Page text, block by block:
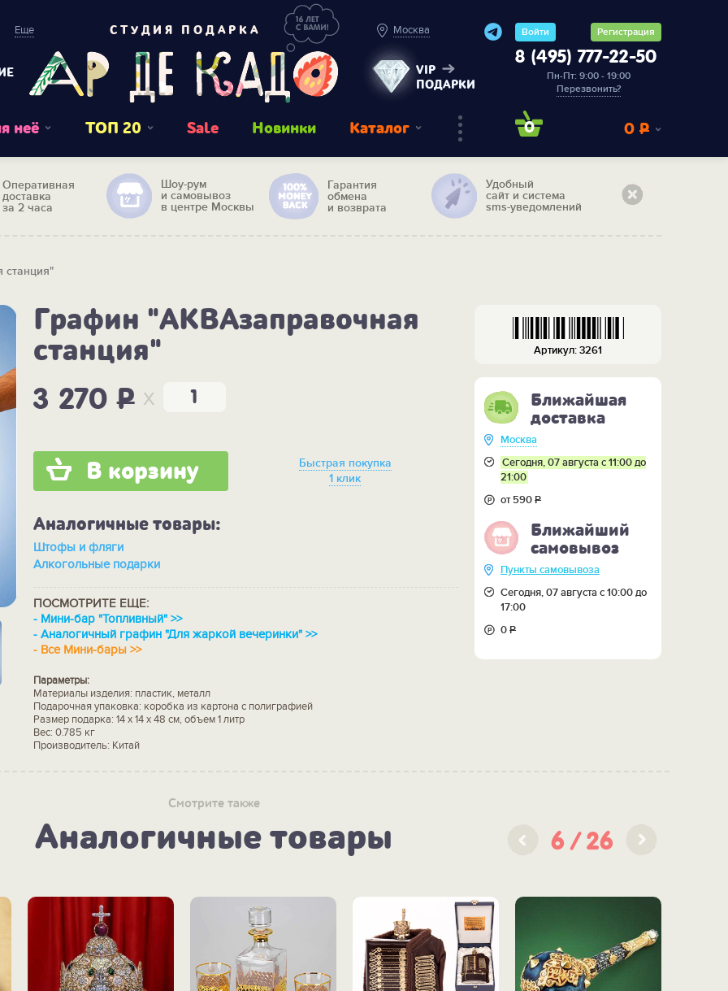
Еще СТУДИЯ ПОДАРКА Москва
VIP
ПОДАРКИ
Войти Регистрация
8 (495) 777-22-50
Пн-Пт: 9:00 - 19:00
Перезвонить?
неё ТОП 20 Sale Новинки Каталог 0 0 Р
Оперативная
доставка
за 2 часа
Шоу-рум
и самовывоз
в центре Москвы
Гарантия
обмена
и возврата
Удобный
сайт и система
sms-уведомлений
станция"
Графин "АКВАзаправочная
станция"
3 270P x
В корзину
Быстрая покупка
1 клик
Аналогичные товары:
Штофы и фляги
Алкогольные подарки
ПОСМОТРИТЕ ЕЩЕ:
- Мини-бар "Топливный" >>
- Аналогичный графин "Для жаркой вечеринки" >>
- Все Мини-бары >>
Параметры:
Материалы изделия: пластик, металл
Подарочная упаковка: коробка из картона с полиграфией
Размер подарка: 14 х 14 х 48 см, объем 1 литр
Вес: 0.785 кг
Производитель: Китай
Артикул: 3261
Ближайшая
доставка
Москва
Сегодня, 07 августа с 11:00 до
21:00
от 590Р
Ближайший
самовывоз
Пункты самовывоза
Сегодня, 07 августа с 10:00 до
17:00
0Р
Смотрите также
Аналогичные товары 6 26